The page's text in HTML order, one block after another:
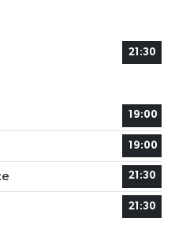
21:30
19:00
19:00
21:30
21:30